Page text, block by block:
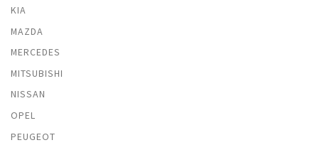
KIA
MAZDA
MERCEDES
MITSUBISHI
NISSAN
OPEL
PEUGEOT